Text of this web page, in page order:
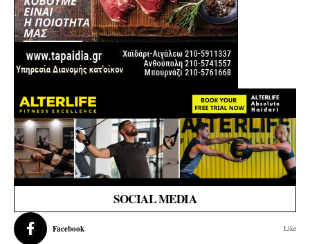
SOCIAL MEDIA
Facebook Like